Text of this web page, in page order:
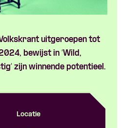
uitgeroepen tot
bewijst in ‘Wild,
zijn winnende potentieel.
Locatie